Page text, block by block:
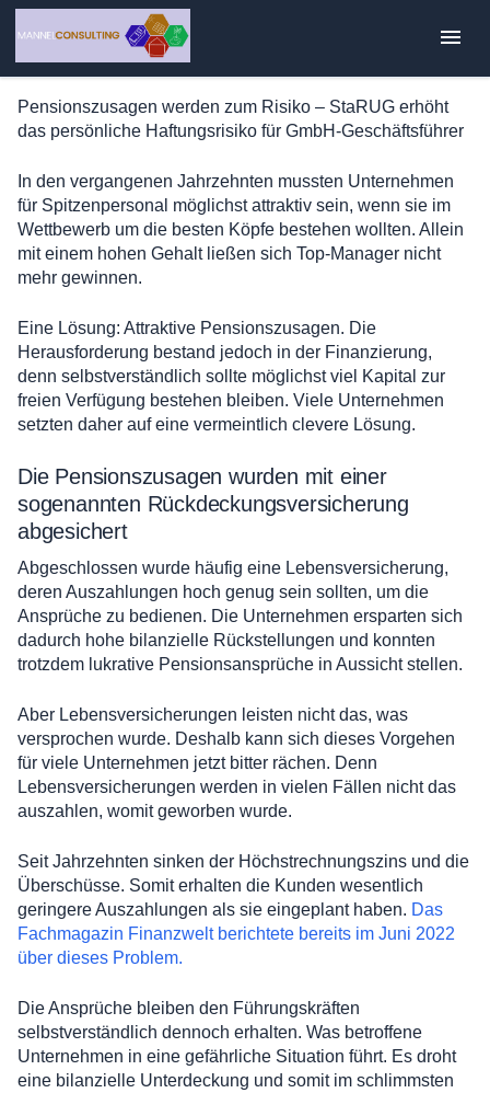
Zum
Inhalt
springen
Pensionszusagen werden zum Risiko – StaRUG erhöht
das persönliche Haftungsrisiko für GmbH-Geschäftsführer
In den vergangenen Jahrzehnten mussten Unternehmen
für Spitzenpersonal möglichst attraktiv sein, wenn sie im
Wettbewerb um die besten Köpfe bestehen wollten. Allein
mit einem hohen Gehalt ließen sich Top-Manager nicht
mehr gewinnen.
Eine Lösung: Attraktive Pensionszusagen. Die
Herausforderung bestand jedoch in der Finanzierung,
denn selbstverständlich sollte möglichst viel Kapital zur
freien Verfügung bestehen bleiben. Viele Unternehmen
setzten daher auf eine vermeintlich clevere Lösung.
Die Pensionszusagen wurden mit einer
sogenannten Rückdeckungsversicherung
abgesichert
Abgeschlossen wurde häufig eine Lebensversicherung,
deren Auszahlungen hoch genug sein sollten, um die
Ansprüche zu bedienen. Die Unternehmen ersparten sich
dadurch hohe bilanzielle Rückstellungen und konnten
trotzdem lukrative Pensionsansprüche in Aussicht stellen.
Aber Lebensversicherungen leisten nicht das, was
versprochen wurde. Deshalb kann sich dieses Vorgehen
für viele Unternehmen jetzt bitter rächen. Denn
Lebensversicherungen werden in vielen Fällen nicht das
auszahlen, womit geworben wurde.
Seit Jahrzehnten sinken der Höchstrechnungszins und die
Überschüsse. Somit erhalten die Kunden wesentlich
geringere Auszahlungen als sie eingeplant haben. Das
Fachmagazin Finanzwelt berichtete bereits im Juni 2022
über dieses Problem.
Die Ansprüche bleiben den Führungskräften
selbstverständlich dennoch erhalten. Was betroffene
Unternehmen in eine gefährliche Situation führt. Es droht
eine bilanzielle Unterdeckung und somit im schlimmsten